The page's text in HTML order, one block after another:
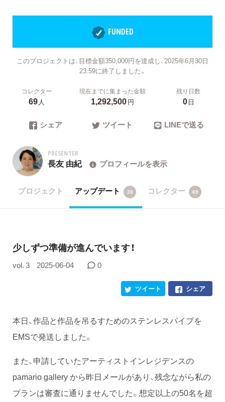
FUNDED
このプロジェクトは、目標金額350,000円を達成し、2025年6月30日
23:59に終了しました。
コレクター
69人
現在までに集まった金額
1,292,500円
残り日数
0日
シェア ツイート LINEで送る
PRESENTER
長友 由紀 プロフィールを表示
プロジェクト アップデート 28 コレクター 69
少しずつ準備が進んでいます！
vol. 3 2025-06-04 0
シェア
ツイート
本日、作品と作品を吊るすためのステンレスパイプを
EMSで発送しました。
また、申請していたアーティストインレジデンスの
pamario gallery から昨日メールがあり、残念ながら私の
プランは審査に通りませんでした。想定以上の50名を超